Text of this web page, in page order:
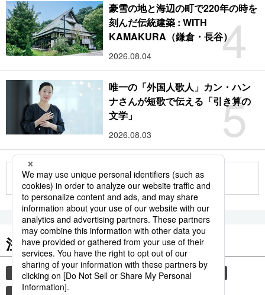
4
豪雪の地と海辺の町で220年の時を
刻んだ伝統建築 : WITH
KAMAKURA（鎌倉・長谷）
2026.08.04
5
唯一の「外国人歌人」カン・ハン
ナさんが短歌で伝える「引き算の
文学」
2026.08.03
もっと見る
注目のキーワード
共同通信ニュース 観光 気象・災害